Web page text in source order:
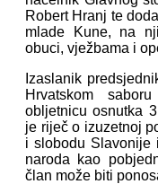
Robert Hranj te
mlade Kune, na
obuci, vježbama i
Izaslanik
Hrvatskom
obljetnicu osnutka
je riječ o izuzetnoj
i slobodu Slavonije
naroda kao
član može biti